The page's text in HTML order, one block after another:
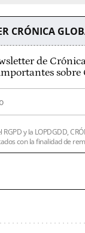
CRÓNICA
de
sobre
y la LOPDGDD,
con la finalidad de